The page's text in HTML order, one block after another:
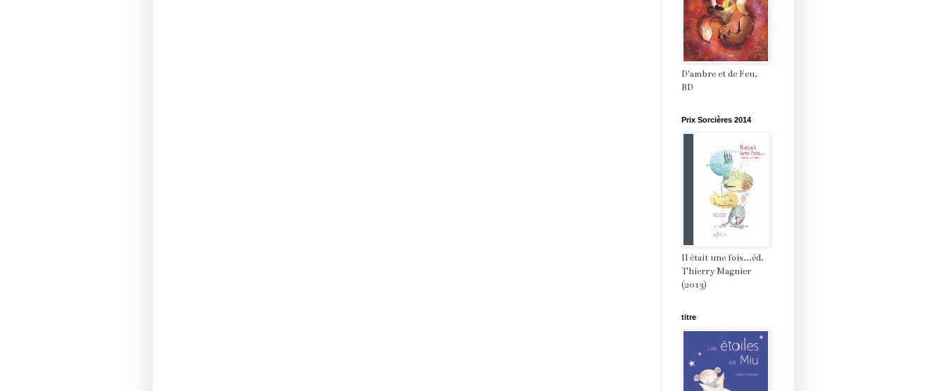
D'ambre et de Feu,
BD
Prix Sorcières 2014
Il était une fois...éd.
Thierry Magnier
(2013)
titre